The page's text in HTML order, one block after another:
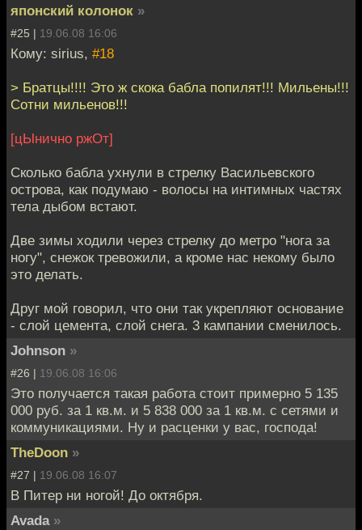
японский колонок »
#25 | 19.06.08 16:06
Кому: sirius, #18
> Братцы!!!! Это ж скока бабла попилят!!! Мильены!!!
Сотни мильенов!!!
[цЫнично ржОт]
Сколько бабла ухнули в стрелку Васильевского
острова, как подумаю - волосы на интимных частях
тела дыбом встают.
Две зимы ходили через стрелку до метро "нога за
ногу", снежок тревожили, а кроме нас некому было
это делать.
Друг мой говорил, что они так укрепляют основание
- слой цемента, слой снега. 3 кампании сменилось.
Johnson »
#26 | 19.06.08 16:06
Это получается такая работа стоит примерно 5 135
000 руб. за 1 кв.м. и 5 838 000 за 1 кв.м. с сетями и
коммуникациями. Ну и расценки у вас, господа!
TheDoon »
#27 | 19.06.08 16:07
В Питер ни ногой! До октября.
Avada »